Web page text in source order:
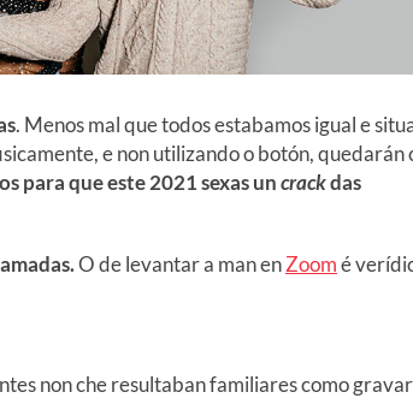
. Menos mal que todos estabamos igual e
e non utilizando o botón, quedarán
para que este 2021 sexas uncrackdas
O de levantar a man enZoomé
non che resultaban familiares como